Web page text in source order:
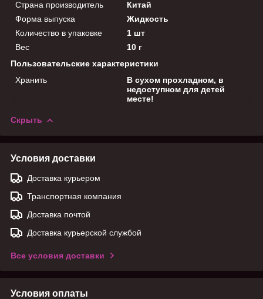
Страна производитель
Китай
Форма выпуска
Жидкость
Количество в упаковке
1 шт
Вес
10 г
Пользовательские характеристики
Хранить
В сухом прохладном, в
недоступном для детей
месте!
Скрыть
Условия доставки
Доставка курьером
Транспортная компания
Доставка почтой
Доставка курьерской службой
Все условия доставки
Условия оплаты